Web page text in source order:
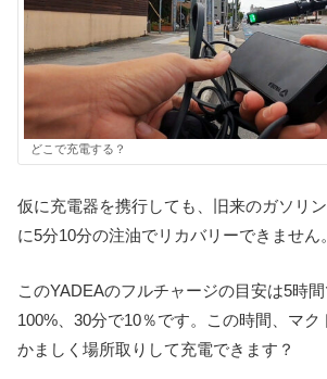
どこで充電する？
仮に充電器を携行しても、旧来のガソリ
に5分10分の注油でリカバリーできません。
このYADEAのフルチャージの目安は5時
100%、30分で10％です。この時間、マ
かましく場所取りして充電できます？